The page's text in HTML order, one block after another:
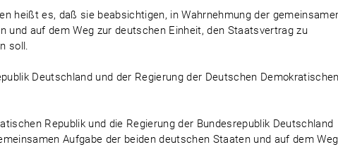
heißt es, daß sie beabsichtigen, in Wahrnehmung der
und auf dem Weg zur deutschen Einheit, den Staatsvertrag zu
soll.
Deutschland und der Regierung der Deutschen Demokratischen
Republik und die Regierung der Bundesrepublik Deutschland
Aufgabe der beiden deutschen Staaten und auf dem Weg